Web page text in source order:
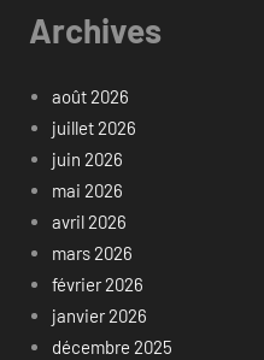
Archives
août 2026
juillet 2026
juin 2026
mai 2026
avril 2026
mars 2026
février 2026
janvier 2026
décembre 2025